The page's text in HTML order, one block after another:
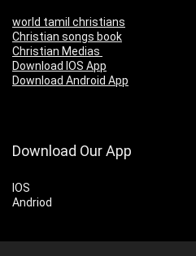
world tamil christians
Christian songs book
Christian Medias
Download IOS App
Download Android App
Download Our App
IOS
Andriod